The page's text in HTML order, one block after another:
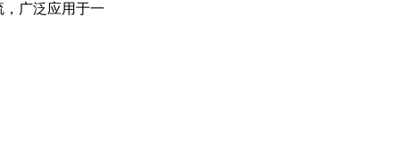
广泛应用于一